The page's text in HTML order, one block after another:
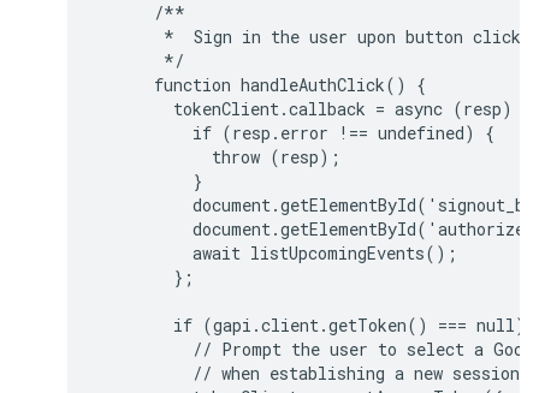
      /**
       *  Sign in the user upon button click.
       */
      function handleAuthClick() {
tokenClient.callback = async (resp)
          if (resp.error !== undefined) {
            throw (resp);
          }
          await listUpcomingEvents();
        };
if (gapi.client.getToken() === null)
// Prompt the user to select a
          // when establishing a new session.